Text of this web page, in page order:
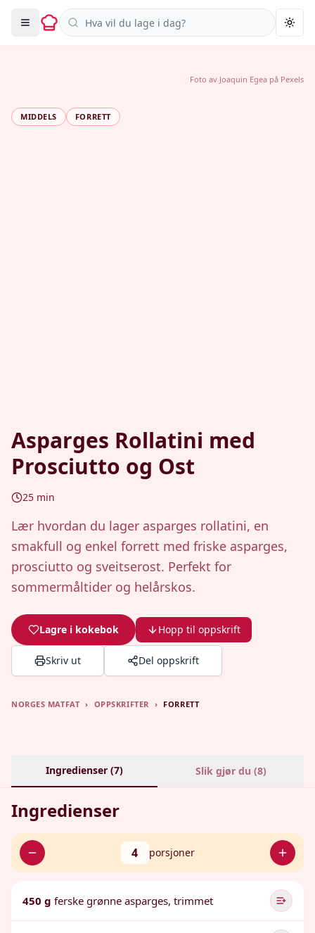
Søk i oppskrifter
MIDDELS FORRETT
Asparges Rollatini med
Prosciutto og Ost
25 min
Lær hvordan du lager asparges rollatini, en
smakfull og enkel forrett med friske asparges,
prosciutto og sveitserost. Perfekt for
sommermåltider og helårskos.
Lagre i kokebok Hopp til oppskrift
Skriv ut Del oppskrift
Foto av Joaquin Egea på Pexels
NORGES MATFAT › OPPSKRIFTER › FORRETT
Ingredienser (7) Slik gjør du (8)
Ingredienser
4 porsjoner
450 g ferske grønne asparges, trimmet